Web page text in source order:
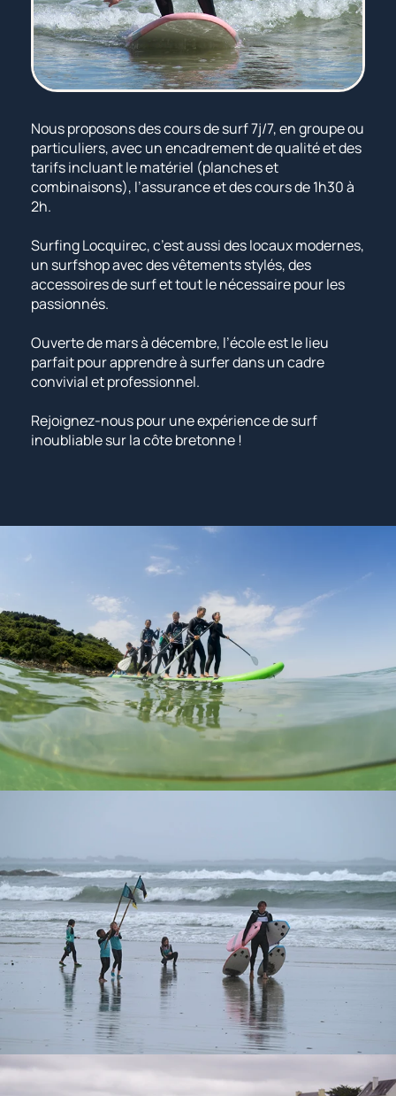
Nous proposons des cours de surf 7j/7, en groupe ou
particuliers, avec un encadrement de qualité et des
tarifs incluant le matériel (planches et
combinaisons), l’assurance et des cours de 1h30 à
2h.
Surfing Locquirec, c’est aussi des locaux modernes,
un surfshop avec des vêtements stylés, des
accessoires de surf et tout le nécessaire pour les
passionnés.
Ouverte de mars à décembre, l’école est le lieu
parfait pour apprendre à surfer dans un cadre
convivial et professionnel.
Rejoignez-nous pour une expérience de surf
inoubliable sur la côte bretonne !